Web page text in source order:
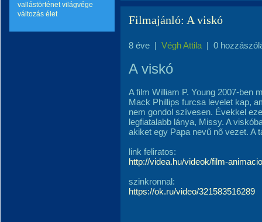
vallástörténet világvége
változás élet Filmajánló: A viskó
8 éve | Végh Attila | 0
A viskó
A film William P. Young 2007-ben
Mack Phillips furcsa levelet kap,
nem gondol szívesen. Évekkel
legfiatalabb lánya, Missy. A
akiket egy Papa nevű nő vezet. A
link feliratos:
http://videa.hu/videok/film-
szinkronnal:
https://ok.ru/video/321583516289